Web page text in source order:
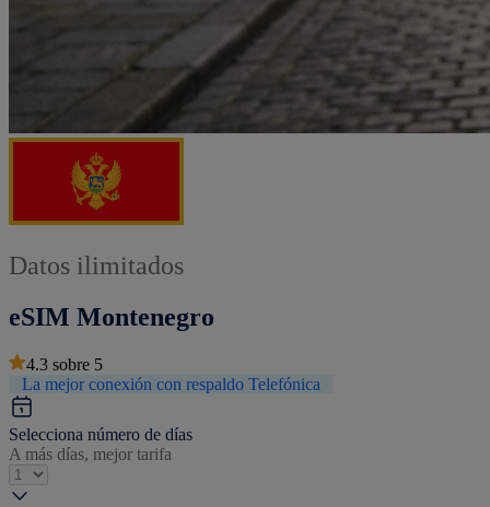
Datos ilimitados
eSIM Montenegro
4.3 sobre 5
La mejor conexión con respaldo Telefónica
Selecciona número de días
A más días, mejor tarifa